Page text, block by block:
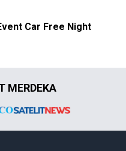
Car Free Night
MERDEKA